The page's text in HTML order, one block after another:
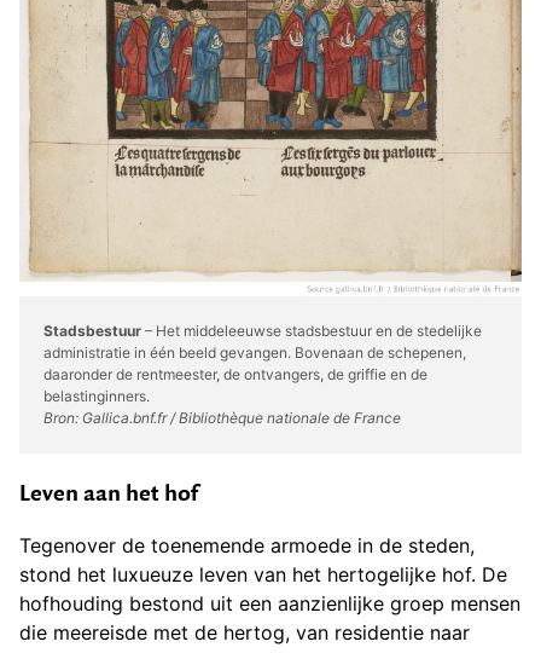
Stadsbestuur – Het middeleeuwse stadsbestuur en de stedelijke
administratie in één beeld gevangen. Bovenaan de schepenen,
daaronder de rentmeester, de ontvangers, de griffie en de
belastinginners.
Bron: Gallica.bnf.fr / Bibliothèque nationale de France
Leven aan het hof
Tegenover de toenemende armoede in de steden,
stond het luxueuze leven van het hertogelijke hof. De
hofhouding bestond uit een aanzienlijke groep mensen
die meereisde met de hertog, van residentie naar